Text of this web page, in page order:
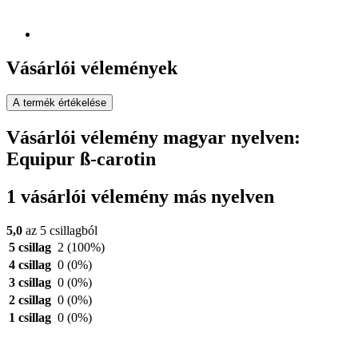
Vásárlói vélemények
A termék értékelése
Vásárlói vélemény magyar nyelven:
Equipur ß-carotin
1 vásárlói vélemény más nyelven
5,0 az 5 csillagból
5 csillag 2 (100%)
4 csillag 0 (0%)
3 csillag 0 (0%)
2 csillag 0 (0%)
1 csillag 0 (0%)